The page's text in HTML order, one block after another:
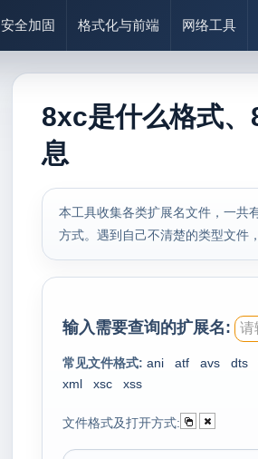
安全加固 格式化与前端 网络工具
8xc是什么格式
息
本工具收集各类扩展名文件，一共
方式。遇到自己不清楚的类型文件
输入需要查询的扩展名:
常见文件格式: ani atf avs dts
xml
xsc xss
文件格式及打开方式: